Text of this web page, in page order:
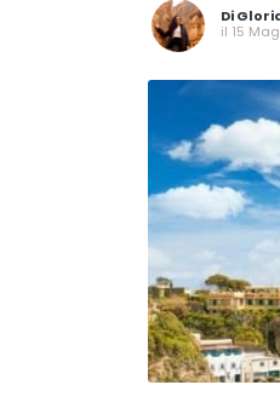
Di
il 15